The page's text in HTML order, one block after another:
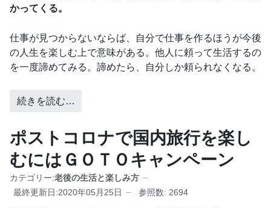
かってくる。
仕事が見つからないならば、自分で仕事を作るほうが今後
の人生を楽しむ上で意味がある。他人に頼って生活するの
を一度諦めてみる。諦めたら、自分しか頼られなくなる。
続きを読む…
ポストコロナで国内旅行を楽し
むにはＧＯＴＯキャンペーン
カテゴリー:老後の生活と楽しみ方
最終更新日:2020年05月25日
参照数: 2694